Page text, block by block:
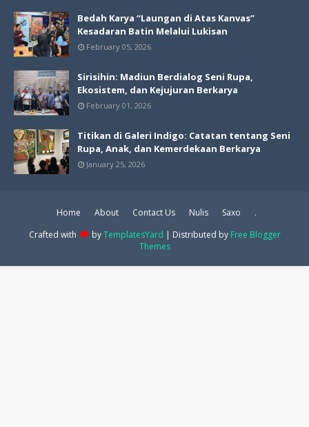
Bedah Karya “Laungan di Atas Kanvas”
Kesadaran Batin Melalui Lukisan
February 05, 2026
Sirisihin: Madiun Berdialog Seni Rupa,
Ekosistem, dan Kejujuran Berkarya
February 01, 2026
Titikan di Galeri Indigo: Catatan tentang Seni
Rupa, Anak, dan Kemerdekaan Berkarya
January 25, 2026
Home About Contact Us Nulis Saxo
.
Crafted with
byTemplatesYard | Distributed by Free Blogger
Themes